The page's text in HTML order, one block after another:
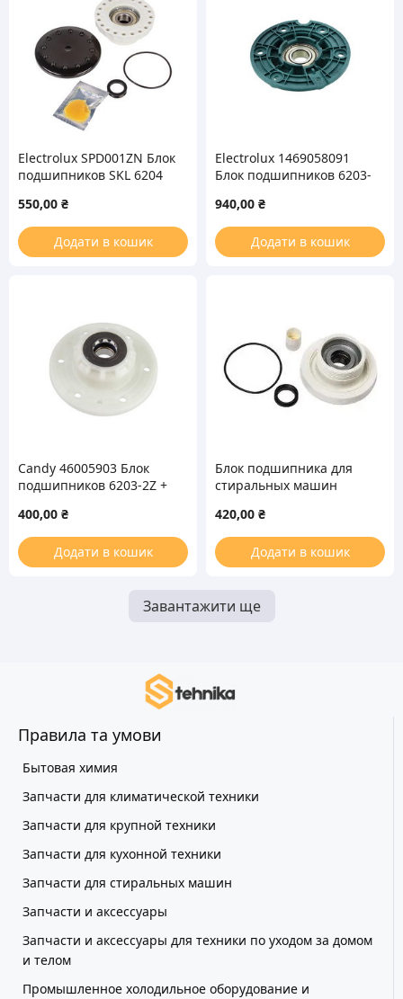
Electrolux SPD001ZN Блок
подшипников SKL 6204
стиральной машины
550,00 ₴
Додати в кошик
Electrolux 1469058091
Блок подшипников 6203-
стиральной машины
940,00 ₴
Додати в кошик
Candy 46005903 Блок
подшипников 6203-2Z +
вертикальной
стиральной машины
400,00 ₴
Додати в кошик
Блок подшипника для
стиральных машин
420,00 ₴
Додати в кошик
Завантажити ще
Правила та умови
Бытовая химия
Запчасти для климатической техники
Запчасти для крупной техники
Запчасти для кухонной техники
Запчасти для стиральных машин
Запчасти и аксессуары
Запчасти и аксессуары для техники по уходом за домом
и телом
Промышленное холодильное оборудование и